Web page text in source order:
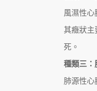
風濕性心
其癥狀主
死。
種類三：
肺源性心